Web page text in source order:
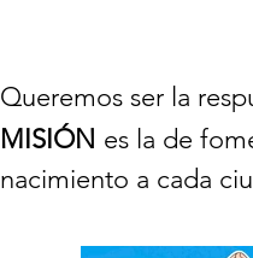
Queremos ser la
MISIÓN es la de
nacimiento a cada